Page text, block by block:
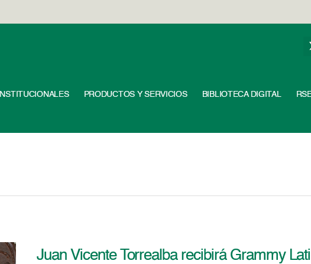
INSTITUCIONALES PRODUCTOS Y SERVICIOS BIBLIOTECA DIGITAL
Juan Vicente Torrealba recibirá Grammy